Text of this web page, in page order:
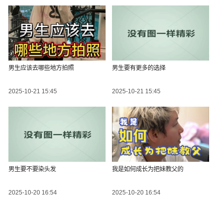
男生应该去哪些地方拍照
2025-10-21 15:45
男生要有更多的选择
2025-10-21 15:45
男生要不要染头发
2025-10-20 16:54
我是如何成长为把妹教父的
2025-10-20 16:54